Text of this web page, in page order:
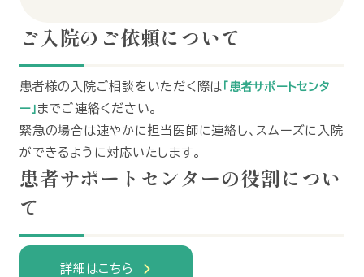
ご入院のご依頼について
患者様の入院ご相談をいただく際は 「患者サポートセンタ
ー」
までご連絡ください。
緊急の場合は速やかに担当医師に連絡し、スムーズに入院
ができるように対応いたします。
患者サポートセンターの役割につい
て
詳細はこちら